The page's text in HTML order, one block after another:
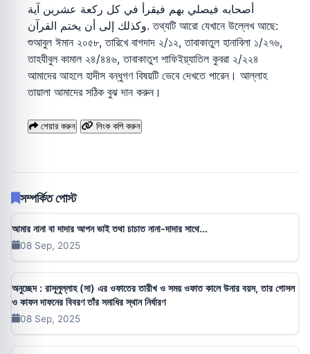
أصحابه فيصلي بهم فيقرأ في كل ركعة عشرين آية
وكذلك إلى أن يختم القرآن. তথ্যটি আরো যেখানে উল্লেখ আছে:
শুআবুল ঈমান ২০৫৮, তারিখে বাগদাদ ২/১২, তাবাকাতুল হানাবিলা ১/২৭৬,
তাহযীবুল কামাল ২৪/৪৪৬, তাবাকাতুশ শাফিইয়্যাতিল কুবরা ২/২২৪
আমাদের আহলে হাদীস বন্ধুগণ বিষয়টি ভেবে দেখতে পারেন। আল্লাহ
তায়ালা আমাদের সঠিক বুঝ দান করুন।
শেয়ার করুন লিংক কপি করুন
সম্পর্কিত পোস্ট
আমার নানা বা দাদার আপন ভাই তথা চাচাত নানা-দাদার সাথে...
08 Sep, 2025
অনুচ্ছেদ : রাসূলুল্লাহ (সা) এর ওফাতের তারীখ ও সময় ওফাত কালে উনার বয়স, তার গোসল
ও কাফন দাফনের বিবরণ তাঁর সমাধির স্থান নির্ধারণ
08 Sep, 2025